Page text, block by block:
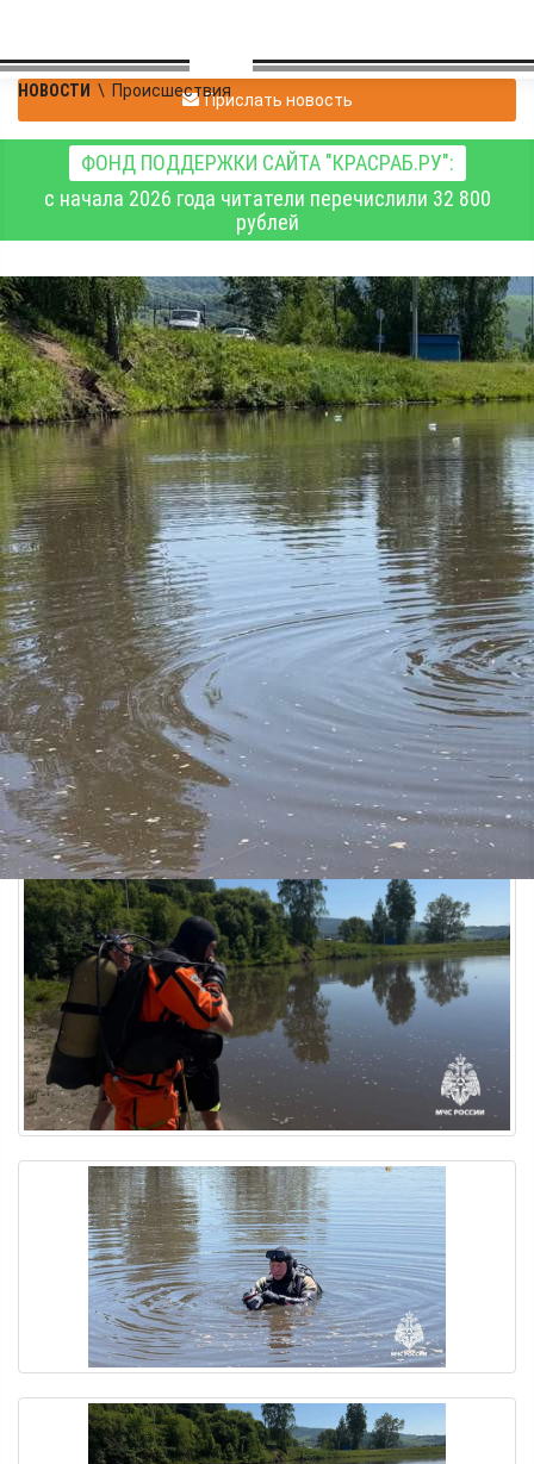
НОВОСТИ \ ПроисшествияПрислать новость
ФОНД ПОДДЕРЖКИ САЙТА "КРАСРАБ.РУ":
с начала 2026 года читатели перечислили 32 800
рублей
В Алтайском крае
утонул подросток,
пытавшийся вместе с
друзьями переплыть
пруд
Происшествия
10.06.2026 15:00454
1